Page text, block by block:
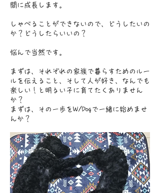
間に成長します。
しゃべることができないので、どうしたいの
か？どうしたらいいの？
悩んで当然です。
まずは、それぞれの家族で暮らすためのルー
ルを伝えること、そして人が好き、なんでも
楽しい！と明るい子に育てたくありません
か？
まずは、その一歩をW/Dogで一緒に始めませ
んか？